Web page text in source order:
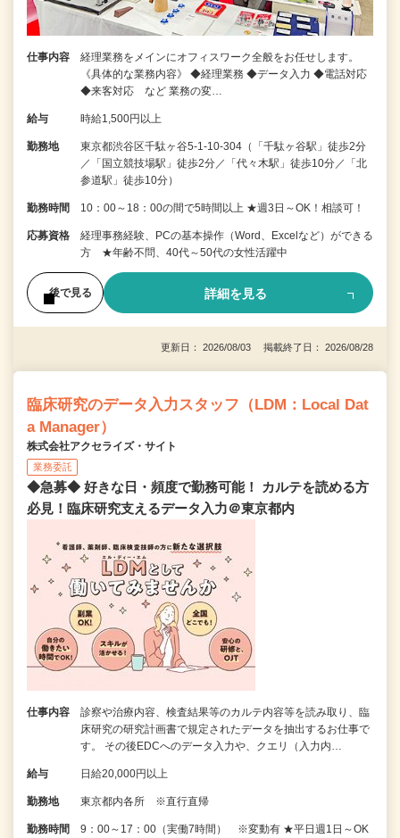
仕事内容
経理業務をメインにオフィスワーク全般をお任せします。
《具体的な業務内容》 ◆経理業務 ◆データ入力 ◆電話対応
◆来客対応 など 業務の変…
給与 時給1,500円以上
勤務地
東京都渋谷区千駄ヶ谷5-1-10-304（「千駄ヶ谷駅」徒歩2分
／「国立競技場駅」徒歩2分／「代々木駅」徒歩10分／「北
参道駅」徒歩10分）
勤務時間 10：00～18：00の間で5時間以上 ★週3日～OK！相談可！
応募資格
経理事務経験、PCの基本操作（Word、Excelなど）ができる
方 ★年齢不問、40代～50代の女性活躍中
後で見る 詳細を見る
更新日： 2026/08/03 掲載終了日： 2026/08/28
臨床研究のデータ入力スタッフ（LDM：Local Dat
a Manager）
株式会社アクセライズ・サイト
業務委託
◆急募◆ 好きな日・頻度で勤務可能！ カルテを読める方
必見！臨床研究支えるデータ入力＠東京都内
仕事内容
診察や治療内容、検査結果等のカルテ内容等を読み取り、臨
床研究の研究計画書で規定されたデータを抽出するお仕事で
す。 その後EDCへのデータ入力や、クエリ（入力内…
給与 日給20,000円以上
勤務地 東京都内各所 ※直行直帰
勤務時間 9：00～17：00（実働7時間） ※変動有 ★平日週1日～OK